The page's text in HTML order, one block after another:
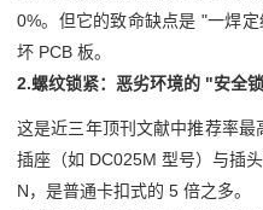
0%。但它的致命缺点是 "一焊
坏 PCB 板。
2.螺纹锁紧：恶劣环境的 "安全
这是近三年顶刊文献中推荐率
插座（如 DC025M 型号）与插
N，是普通卡扣式的 5 倍之多。